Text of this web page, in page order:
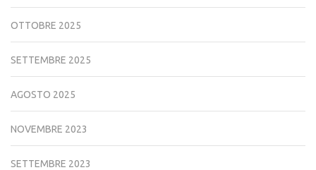
OTTOBRE 2025
SETTEMBRE 2025
AGOSTO 2025
NOVEMBRE 2023
SETTEMBRE 2023